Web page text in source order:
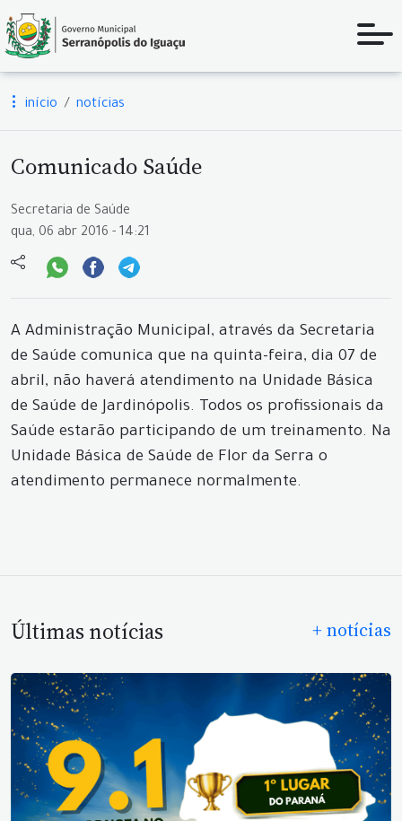
início notícias
Comunicado Saúde
Secretaria de Saúde
qua, 06 abr 2016 - 14:21
A Administração Municipal, através da Secretaria
de Saúde comunica que na quinta-feira, dia 07 de
abril, não haverá atendimento na Unidade Básica
de Saúde de Jardinópolis. Todos os profissionais da
Saúde estarão participando de um treinamento. Na
Unidade Básica de Saúde de Flor da Serra o
atendimento permanece normalmente.
Últimas notícias + notícias